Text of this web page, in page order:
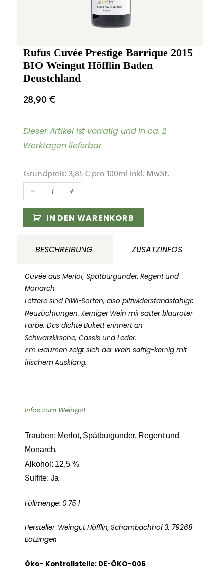
Rufus Cuvée Prestige Barrique 2015
BIO Weingut Höfflin Baden
Deustchland
28,90€
Dieser Artikel ist vorrätig und in ca. 2
Werktagen lieferbar
Grundpreis: 3,85€ pro 100ml inkl. MwSt.
-
Rufus
Cuvée
Prestige
2015
Weingut
Höfflin
Baden
Deustchland
Menge
+
IN DEN WARENKORB
BESCHREIBUNG ZUSATZINFOS
Cuvée aus Merlot, Spätburgunder, Regent und
Monarch.
Letzere sind PiWi-Sorten, also pilzwiderstandsfähige
Neuzüchtungen. Kerniger Wein mit satter blauroter
Farbe. Das dichte Bukett erinnert an
Schwarzkirsche, Cassis und Leder.
Am Gaumen zeigt sich der Wein saftig-kernig mit
frischem Ausklang.
Infos zum Weingut
Trauben: Merlot, Spätburgunder, Regent und
Monarch.
Alkohol: 12,5 %
Sulfite: Ja
Füllmenge: 0,75 l
Hersteller: Weingut Höfflin, Schambachhof 3, 79268
Bötzingen
Öko- Kontrollstelle: DE-ÖKO-006